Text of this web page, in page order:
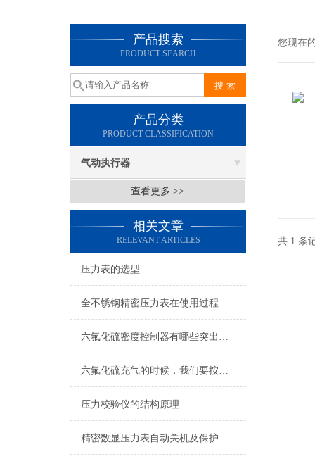
产品搜索
PRODUCT SEARCH
产品分类
PRODUCT CLASSIFICATION
气动执行器
查看更多 >>
相关文章
RELEVANT ARTICLES
压力表的选型
全不锈钢精密压力表在使用过程中的常见问题分析
六氟化硫密度控制器有哪些突出的特点难以拒绝
六氟化硫充气的时候，我们要按照步骤来操作才能保证安全
压力校验仪的结构原理
精密数显压力表自动关机及保护功能
您现在
共 1 条